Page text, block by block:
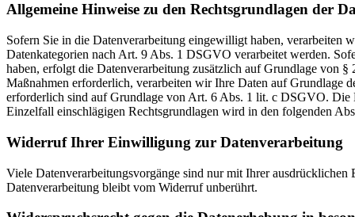
Allgemeine Hinweise zu den Rechtsgrundlagen der
Sofern Sie in die Datenverarbeitung eingewilligt haben,
Datenkategorien nach Art. 9 Abs. 1 DSGVO verarbeitet werden.
haben, erfolgt die Datenverarbeitung zusätzlich auf Grundlage von
Maßnahmen erforderlich, verarbeiten wir Ihre Daten auf Grundlage
erforderlich sind auf Grundlage von Art. 6 Abs. 1 lit. c DSGVO. Die
Einzelfall einschlägigen Rechtsgrundlagen wird in den folgenden
Widerruf Ihrer Einwilligung zur Datenverarbeitung
Viele Datenverarbeitungsvorgänge sind nur mit Ihrer
Datenverarbeitung bleibt vom Widerruf unberührt.